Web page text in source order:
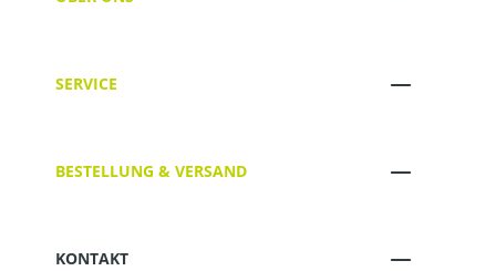
SERVICE
BESTELLUNG & VERSAND
KONTAKT